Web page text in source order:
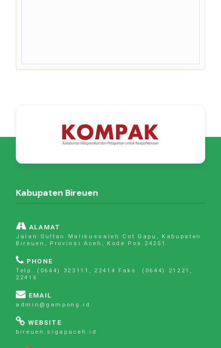
Kabupaten Bireuen
ALAMAT
Jalan Sultan Malikussaleh Cot Gapu, Kabupaten
Bireuen, Provinsi Aceh, Kode Pos 24251
PHONE
Telp. (0644) 323111, 22414 Faks. (0644) 21221,
22416
EMAIL
admin@gampong.id
WEBSITE
bireuen.sigapaceh.id